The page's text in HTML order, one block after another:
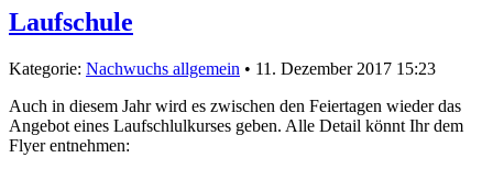
Laufschule
Kategorie: Nachwuchs allgemein • 11. Dezember 2017 15:23
Auch in diesem Jahr wird es zwischen den Feiertagen wieder das
Angebot eines Laufschlulkurses geben. Alle Detail könnt Ihr dem
Flyer entnehmen: